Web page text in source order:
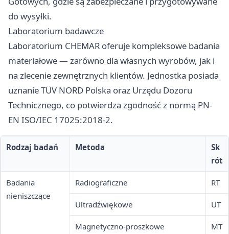
do wysyłki.
Laboratorium badawcze
Laboratorium CHEMAR oferuje kompleksowe badania
materiałowe — zarówno dla własnych wyrobów, jak i
na zlecenie zewnętrznych klientów. Jednostka posiada
uznanie TÜV NORD Polska oraz Urzędu Dozoru
Technicznego, co potwierdza zgodność z normą PN-
EN ISO/IEC 17025:2018-2.
Rodzaj badań Metoda
Sk
rót
Badania
nieniszczące
Radiograficzne RT
Ultradźwiękowe UT
Magnetyczno-proszkowe MT